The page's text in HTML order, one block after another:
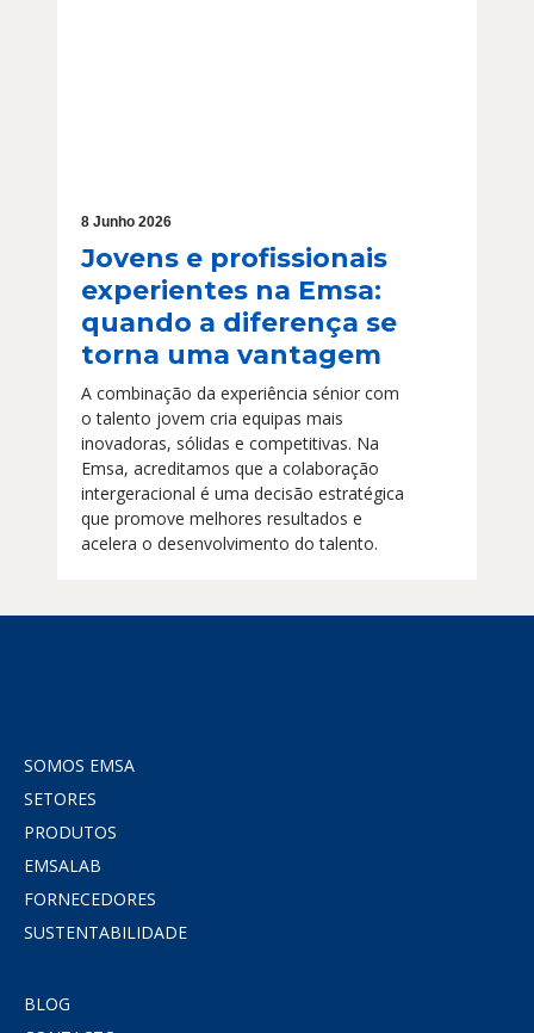
8 Junho 2026
Jovens e profissionais
experientes na Emsa:
quando a diferença se
torna uma vantagem
A combinação da experiência sénior com
o talento jovem cria equipas mais
inovadoras, sólidas e competitivas. Na
Emsa, acreditamos que a colaboração
intergeracional é uma decisão estratégica
que promove melhores resultados e
acelera o desenvolvimento do talento.
SOMOS EMSA
SETORES
PRODUTOS
EMSALAB
FORNECEDORES
SUSTENTABILIDADE
BLOG